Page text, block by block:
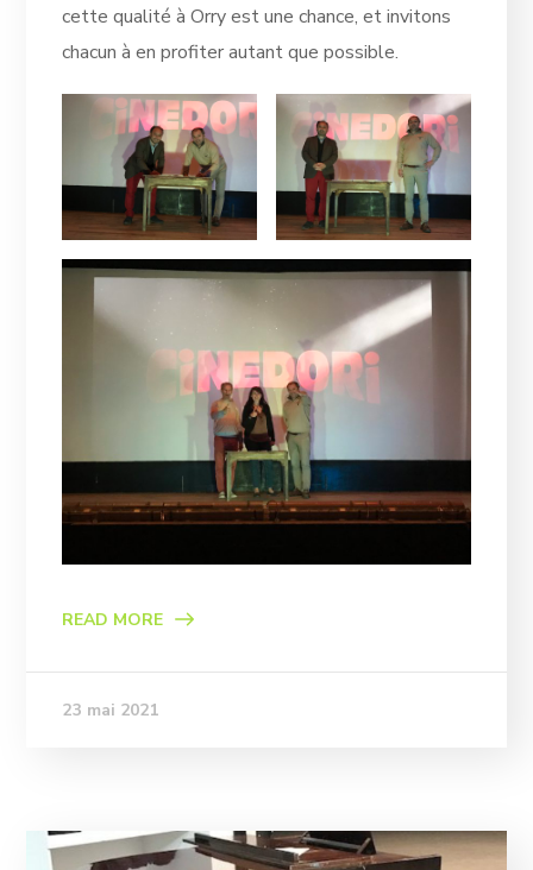
cette qualité à Orry est une chance, et invitons
chacun à en profiter autant que possible.
READ MORE
23 mai 2021